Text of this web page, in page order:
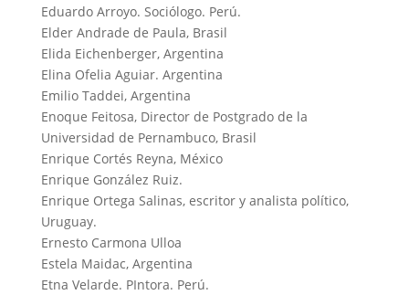
Eduardo Arroyo. Sociólogo. Perú.
Elder Andrade de Paula, Brasil
Elida Eichenberger, Argentina
Elina Ofelia Aguiar. Argentina
Emilio Taddei, Argentina
Enoque Feitosa, Director de Postgrado de la
Universidad de Pernambuco, Brasil
Enrique Cortés Reyna, México
Enrique González Ruiz.
Enrique Ortega Salinas, escritor y analista político,
Uruguay.
Ernesto Carmona Ulloa
Estela Maidac, Argentina
Etna Velarde. PIntora. Perú.